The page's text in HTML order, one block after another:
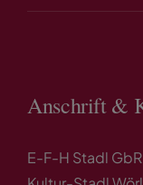
Anschrift &
E-F-H Stadl GbR